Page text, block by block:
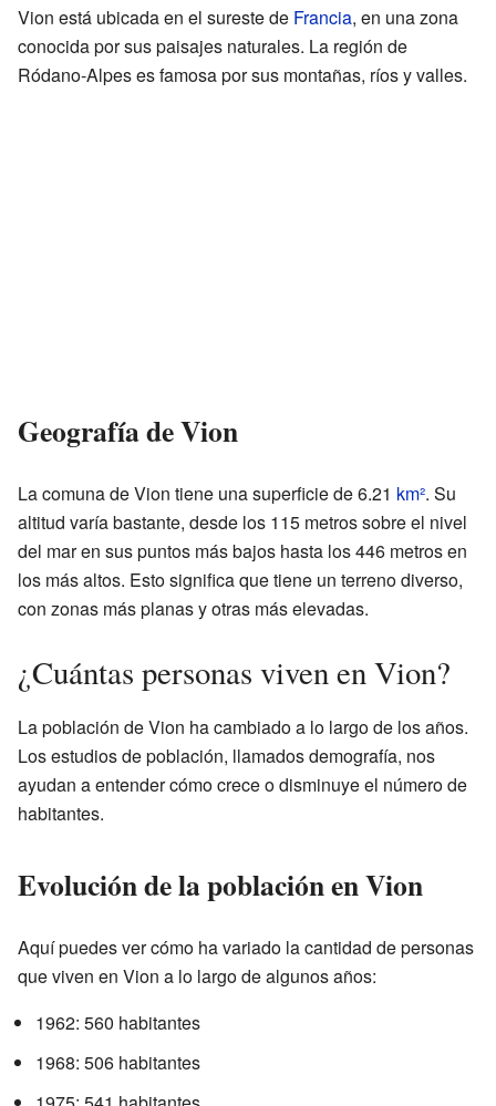
Vion está ubicada en el sureste de Francia, en una zona
conocida por sus paisajes naturales. La región de
Ródano-Alpes es famosa por sus montañas, ríos y valles.
Geografía de Vion
La comuna de Vion tiene una superficie de 6.21 km². Su
altitud varía bastante, desde los 115 metros sobre el nivel
del mar en sus puntos más bajos hasta los 446 metros en
los más altos. Esto significa que tiene un terreno diverso,
con zonas más planas y otras más elevadas.
¿Cuántas personas viven en Vion?
La población de Vion ha cambiado a lo largo de los años.
Los estudios de población, llamados demografía, nos
ayudan a entender cómo crece o disminuye el número de
habitantes.
Evolución de la población en Vion
Aquí puedes ver cómo ha variado la cantidad de personas
que viven en Vion a lo largo de algunos años:
1962: 560 habitantes
1968: 506 habitantes